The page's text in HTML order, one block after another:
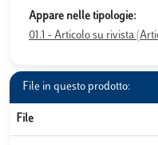
Appare nelle tipologie:
01.1 - Articolo su rivista
File in questo prodotto:
File